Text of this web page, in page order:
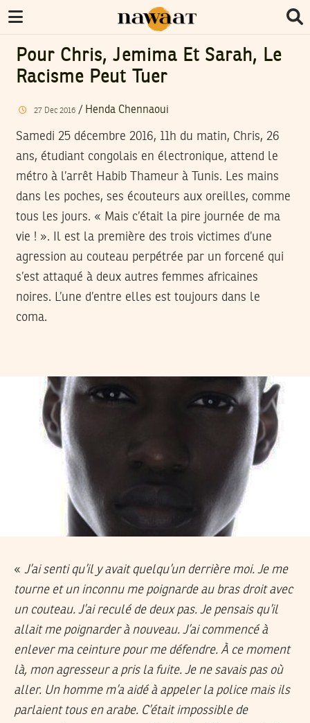
Pour Chris, Jemima Et Sarah, Le
Racisme Peut Tuer
27 Dec 2016/ Henda Chennaoui
Samedi 25 décembre 2016, 11h du matin, Chris, 26
ans, étudiant congolais en électronique, attend le
métro à l’arrêt Habib Thameur à Tunis. Les mains
dans les poches, ses écouteurs aux oreilles, comme
tous les jours. « Mais c’était la pire journée de ma
vie ! ». Il est la première des trois victimes d’une
agression au couteau perpétrée par un forcené qui
s’est attaqué à deux autres femmes africaines
noires. L’une d’entre elles est toujours dans le
coma.
« J’ai senti qu’il y avait quelqu’un derrière moi. Je me
tourne et un inconnu me poignarde au bras droit avec
un couteau. J’ai reculé de deux pas. Je pensais qu’il
allait me poignarder à nouveau. J’ai commencé à
enlever ma ceinture pour me défendre. À ce moment
là, mon agresseur a pris la fuite. Je ne savais pas où
aller. Un homme m’a aidé à appeler la police mais ils
parlaient tous en arabe. C’était impossible de